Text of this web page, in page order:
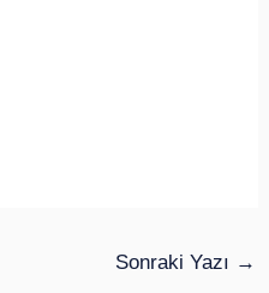
Sonraki Yazı →